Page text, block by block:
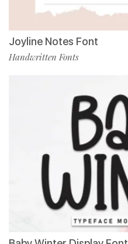
Joyline Notes Font
Handwritten Fonts